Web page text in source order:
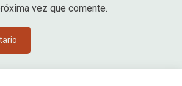
vez que comente.